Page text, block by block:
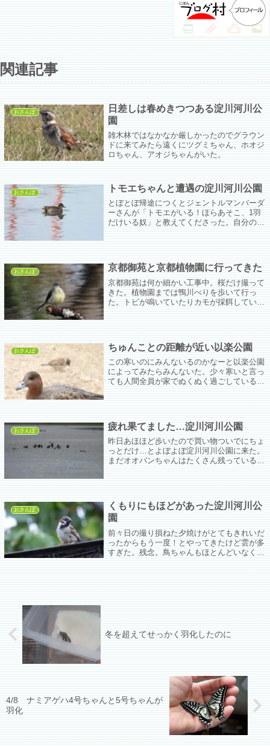
関連記事
おさんぽ
日差しは春めきつつある淀川河川公
園
雑木林ではなかなか厳しかったのでグラウン
ドに来てみたら遠くにツグミちゃん、ホオジ
ロちゃん、アオジちゃんがいた。
おさんぽ トモエちゃんと遭遇の淀川河川公園
とぼとぼ帰途につくとジェントルマンバーダ
ーさんが「トモエがいる！ほらあそこ、1羽
だけいる奴」と教えてくださった。自分のカ
おさんぽ 京都御苑と京都植物園に行ってきた
京都御苑は何か細かい工事中。桜だけ撮って
きた。植物園までは鴨川べりを歩いて行っ
た。トビが鳴いていたりカモが採餌していた
おさんぽ ちゅんことの距離が近い以楽公園
この寒いのにみんないるのかなーと以楽公園
によってみたらみんないた。少々寒いと言っ
ても人間全員が家でぬくぬく過ごしているわ
らきっとそのカロリーの塊が支えになるだろ
う。
おさんぽ 疲れ果てました…淀川河川公園
昨日あほほど歩いたので買い物ついでにちょ
っとだけ…とよぼよぼ淀川河川公園に来た。
まだオオバンちゃんはたくさん残っているけ
おさんぽ
くもりにもほどがあった淀川河川公
園
前々日の撮り損ねた夕焼けがとてもきれいだ
ったからもう一度！とやってきたけど雲が多
すぎた。残念。鳥ちゃんもほとんどいなくて
冬を超えてせっかく羽化したのに
4/8 ナミアゲハ4号ちゃんと5号ちゃんが
羽化